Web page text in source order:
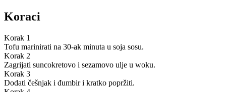
Koraci
Korak 1
Tofu marinirati na 30-ak minuta u soja sosu.
Korak 2
Zagrijati suncokretovo i sezamovo ulje u woku.
Korak 3
Dodati češnjak i đumbir i kratko popržiti.